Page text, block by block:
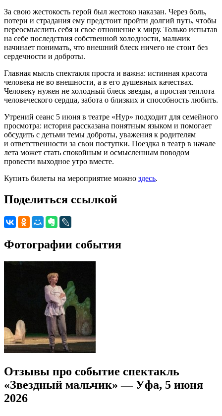
За свою жестокость герой был жестоко наказан. Через боль,
потери и страдания ему предстоит пройти долгий путь, чтобы
переосмыслить себя и свое отношение к миру. Только испытав
на себе последствия собственной холодности, мальчик
начинает понимать, что внешний блеск ничего не стоит без
сердечности и доброты.
Главная мысль спектакля проста и важна: истинная красота
человека не во внешности, а в его душевных качествах.
Человеку нужен не холодный блеск звезды, а простая теплота
человеческого сердца, забота о близких и способность любить.
Утрений сеанс 5 июня в театре «Нур» подходит для семейного
просмотра: история рассказана понятным языком и помогает
обсудить с детьми темы доброты, уважения к родителям
и ответственности за свои поступки. Поездка в театр в начале
лета может стать спокойным и осмысленным поводом
провести выходное утро вместе.
Купить билеты на мероприятие можно здесь.
Поделиться ссылкой
Фотографии события
Отзывы про событие спектакль
«Звездный мальчик» — Уфа, 5 июня
2026